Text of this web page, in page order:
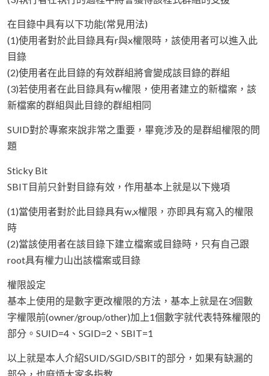
在目錄中具有以下功能(常見用法)
(1)使用者對於此目錄具有r與x權限時，該使用者可以進入此
目錄
(2)使用者在此目錄的有效群組將會變成該目錄的群組
(3)若使用者在此目錄具有w權限，使用者建立的新檔案，該
新檔案的群組與此目錄的群組相同
SUID對於專案來說非常之重要，畢竟涉及的是群組權限的問
題
Sticky Bit
SBIT目前只針對目錄有效，作用基本上就是以下幾項
(1)當使用者對於此目錄具有w,x權限，亦即具有寫入的權限
時
(2)當該使用者在該目錄下建立檔案或目錄時，只有自己跟
root具有權力山出該檔案或目錄
權限設定
基本上使用的是數字更改權限的方法，基本上就是在3個數
字權限前(owner/group/other)加上1個數字就代表特殊權限的
部分。SUID=4、SGID=2、SBIT=1
以上就是本人介紹SUID/SGID/SBIT的部分，如果有缺漏的